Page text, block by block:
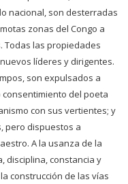
nacional, son desterradas
zonas del Congo a
Todas las propiedades
líderes y dirigentes.
son expulsados a
del poeta
con sus vertientes; y
pero dispuestos a
A la usanza de la
disciplina, constancia y
construcción de las vías